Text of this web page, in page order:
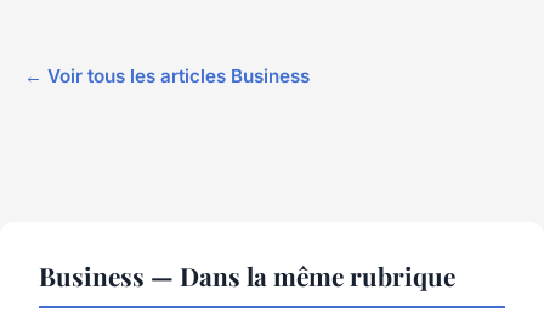
← Voir tous les articles Business
Business — Dans la même rubrique